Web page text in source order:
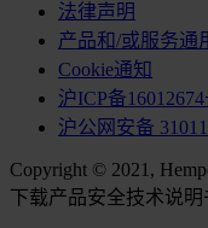
法律声明
产品和/或服务通
Cookie通知
沪ICP备
沪公网安备
Copyright © 2021,
下载产品安全技术说明